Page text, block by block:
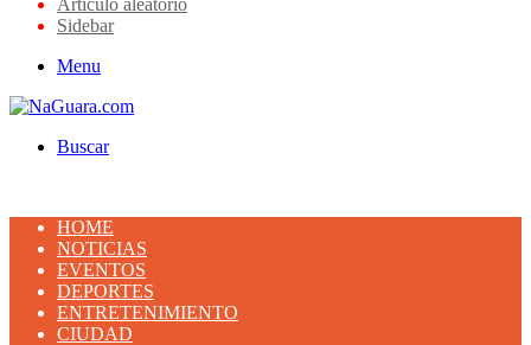
Artículo aleatorio
Sidebar
Menu
Buscar
HOME
NOTICIAS
EVENTOS
DEPORTES
ENTRETENIMIENTO
CIUDAD